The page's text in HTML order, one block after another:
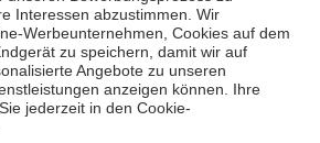
Erste-Hilfe-Kurse
Jobs & Ehrenamt
Freiwilligendienst